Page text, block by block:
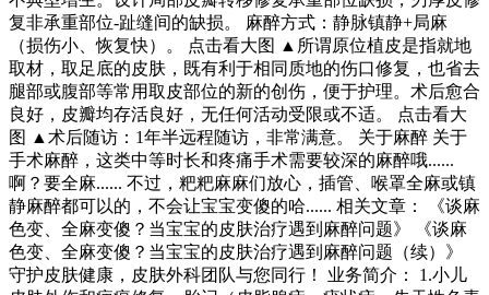
复非承重部位-趾缝间的缺损。 麻醉方式：静脉镇静+局麻
（损伤小、恢复快）。 点击看大图 ▲所谓原位植皮是指就地
取材，取足底的皮肤，既有利于相同质地的伤口修复，也省去
腿部或腹部等常用取皮部位的新的创伤，便于护理。术后愈合
良好，皮瓣均存活良好，无任何活动受限或不适。 点击看大
图 ▲术后随访：1年半远程随访，非常满意。 关于麻醉 关于
手术麻醉，这类中等时长和疼痛手术需要较深的麻醉哦......
啊？要全麻...... 不过，粑粑麻麻们放心，插管、喉罩全麻或镇
静麻醉都可以的，不会让宝宝变傻的哈...... 相关文章： 《谈麻
色变、全麻变傻？当宝宝的皮肤治疗遇到麻醉问题》 《谈麻
色变、全麻变傻？当宝宝的皮肤治疗遇到麻醉问题（续）》
守护皮肤健康，皮肤外科团队与您同行！ 业务简介： 1.小儿